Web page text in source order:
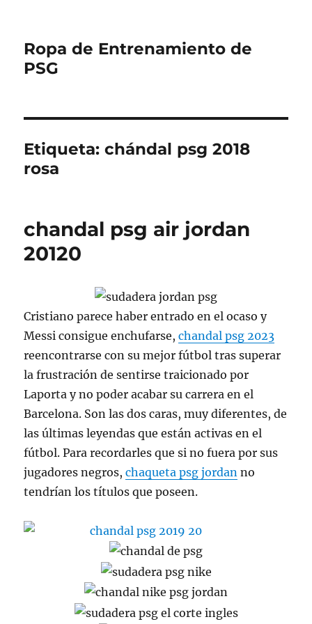
Ropa de Entrenamiento de
PSG
Etiqueta:chándal psg 2018
rosa
chandal psg air jordan
20120
Cristiano parece haber entrado en el ocaso y
Messi consigue enchufarse,chandal psg 2023
reencontrarse con su mejor fútbol tras superar
la frustración de sentirse traicionado por
Laporta y no poder acabar su carrera en el
Barcelona. Son las dos caras, muy diferentes, de
las últimas leyendas que están activas en el
fútbol. Para recordarles que si no fuera por sus
jugadores negros,chaqueta psg jordan no
tendrían los títulos que poseen.